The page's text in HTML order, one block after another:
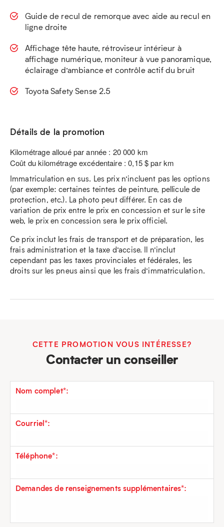
Guide de recul de remorque avec aide au recul en
ligne droite
Affichage tête haute, rétroviseur intérieur à
affichage numérique, moniteur à vue panoramique,
éclairage d’ambiance et contrôle actif du bruit
Toyota Safety Sense 2.5
Détails de la promotion
Kilométrage alloué par année : 20 000 km
Coût du kilométrage excédentaire : 0,15 $ par km
Immatriculation en sus. Les prix n’incluent pas les options
(par exemple: certaines teintes de peinture, pellicule de
protection, etc.). La photo peut différer. En cas de
variation de prix entre le prix en concession et sur le site
web, le prix en concession sera le prix officiel.
Ce prix inclut les frais de transport et de préparation, les
frais administration et la taxe d’accise. Il n’inclut
cependant pas les taxes provinciales et fédérales, les
droits sur les pneus ainsi que les frais d’immatriculation.
CETTE PROMOTION VOUS INTÉRESSE?
Contacter un conseiller
Nom complet*:
Courriel*:
Téléphone*:
Demandes de renseignements supplémentaires*: